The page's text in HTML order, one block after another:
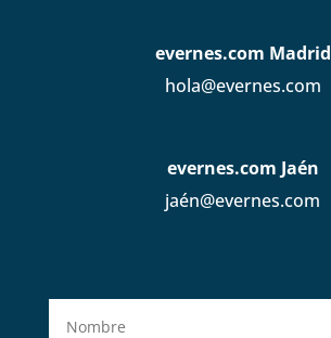
evernes.com Madrid
hola@evernes.com
evernes.com Jaén
jaén@evernes.com